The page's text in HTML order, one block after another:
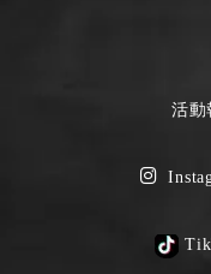
活動